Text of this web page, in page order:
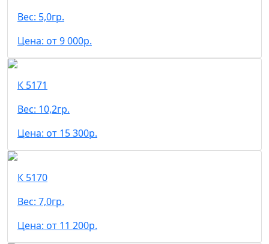
Вес: 5,0гр.
Цена: от 9 000р.
К 5171
Вес: 10,2гр.
Цена: от 15 300р.
К 5170
Вес: 7,0гр.
Цена: от 11 200р.